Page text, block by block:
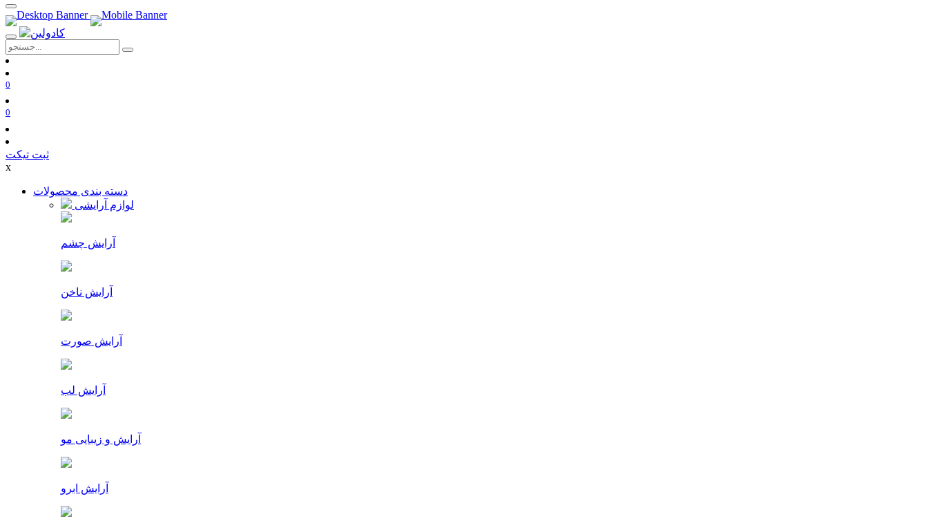
0
0
ثبت تیکت
x
دسته بندی محصولات
لوازم آرایشی
آرایش چشم
آرایش ناخن
آرایش صورت
آرایش لب
آرایش و زیبایی مو
آرایش ابرو